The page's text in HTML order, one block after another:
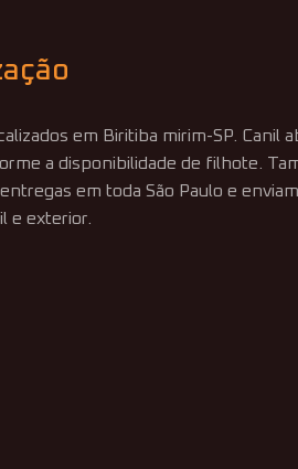
em Biritiba mirim-SP. Canil
a disponibilidade de filhote.
em toda São Paulo e
e exterior.